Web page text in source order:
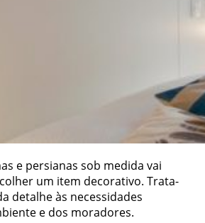
e persianas sob medida vai
um item decorativo. Trata-
detalhe às necessidades
e dos moradores.